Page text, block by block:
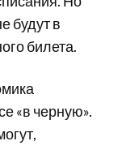
будут в
билета.
«в черную».